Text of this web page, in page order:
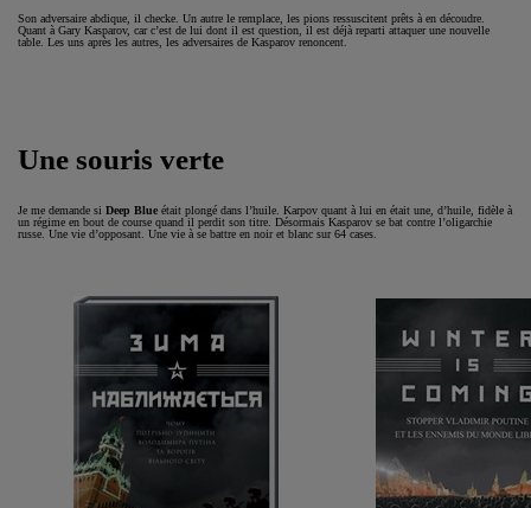
Son adversaire abdique, il checke. Un autre le remplace, les pions ressuscitent prêts à en découdre.
Quant à Gary Kasparov, car c’est de lui dont il est question, il est déjà reparti attaquer une nouvelle
table. Les uns après les autres, les adversaires de Kasparov renoncent.
Une souris verte
Je me demande si Deep Blue était plongé dans l’huile. Karpov quant à lui en était une, d’huile, fidèle à
un régime en bout de course quand il perdit son titre. Désormais Kasparov se bat contre l’oligarchie
russe. Une vie d’opposant. Une vie à se battre en noir et blanc sur 64 cases.